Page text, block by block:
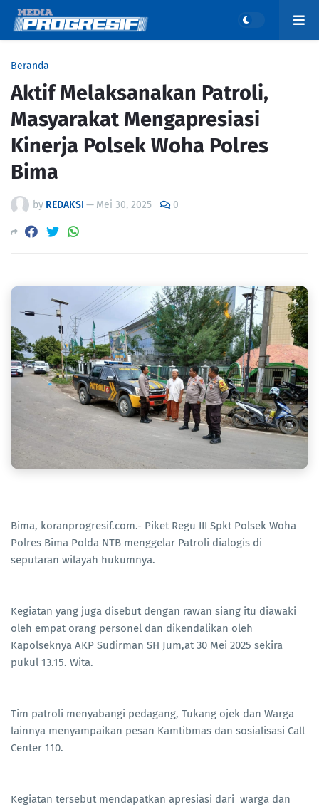
Beranda
Aktif Melaksanakan Patroli,
Masyarakat Mengapresiasi
Kinerja Polsek Woha Polres
Bima
by REDAKSI — Mei 30, 2025 0
Bima, koranprogresif.com.- Piket Regu III Spkt Polsek Woha
Polres Bima Polda NTB menggelar Patroli dialogis di
seputaran wilayah hukumnya.
Kegiatan yang juga disebut dengan rawan siang itu diawaki
oleh empat orang personel dan dikendalikan oleh
Kapolseknya AKP Sudirman SH Jum,at 30 Mei 2025 sekira
pukul 13.15. Wita.
Tim patroli menyabangi pedagang, Tukang ojek dan Warga
lainnya menyampaikan pesan Kamtibmas dan sosialisasi Call
Center 110.
Kegiatan tersebut mendapatkan apresiasi dari warga dan